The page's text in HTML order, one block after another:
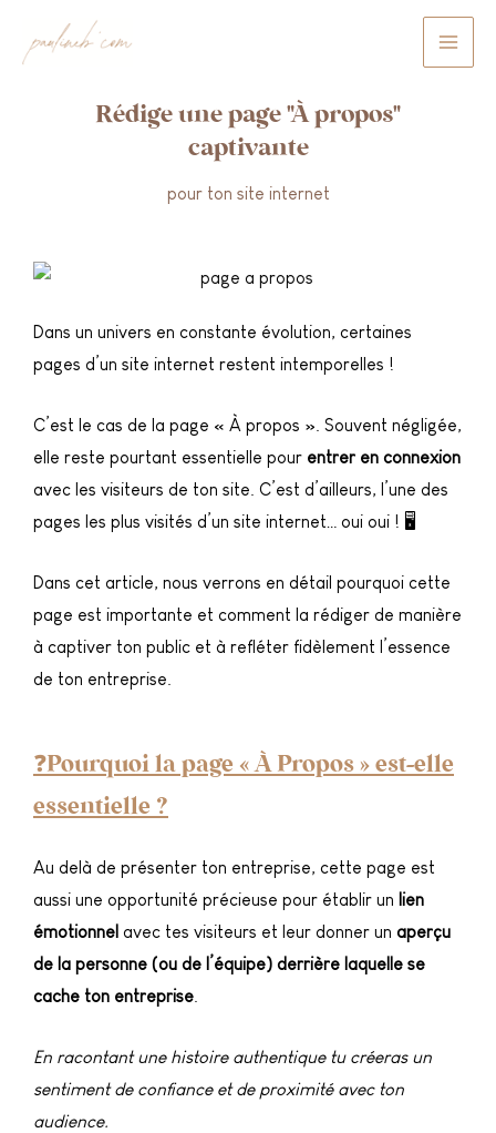
Rédige une page "À propos"
captivante
pour ton site internet
Dans un univers en constante évolution, certaines
pages d’un site internet restent intemporelles !
C’est le cas de la page « À propos ». Souvent négligée,
elle reste pourtant essentielle pour entrer en connexion
avec les visiteurs de ton site. C’est d’ailleurs, l’une des
pages les plus visités d’un site internet… oui oui ! 🖥️
Dans cet article, nous verrons en détail pourquoi cette
page est importante et comment la rédiger de manière
à captiver ton public et à refléter fidèlement l’essence
de ton entreprise.
❓Pourquoi la page « À Propos » est-elle
essentielle ?
Au delà de présenter ton entreprise, cette page est
aussi une opportunité précieuse pour établir un lien
émotionnel avec tes visiteurs et leur donner un aperçu
de la personne (ou de l’équipe) derrière laquelle se
cache ton entreprise
En racontant une histoire authentique tu créeras un
sentiment de confiance et de proximité avec ton
audience.